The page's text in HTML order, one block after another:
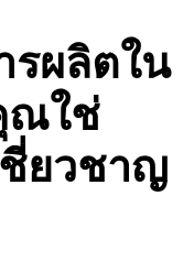
รผลิตใน
ณใช่
ชี่ยวชาญ